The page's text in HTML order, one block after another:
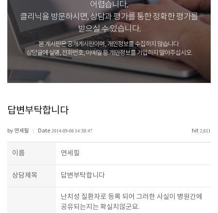
어렵습니다.
클리닉을 방문하시면, 상담과 평가를 통한 정확한 평가를
받으실 수 있습니다.
본 게시판은 공개게시판이며, 개인정보를 수집하지 않습니다.
상담글에 실명, 전화번호, 이메일 등 개인정보를 기입하지 말아주십시오.
답변부탁합니다
by 연세필 Date 2014-09-06 14:38:47 hit 2,611
이름 연세필
상담제목 답변부탁합니다
난치성 질환자로 등록 되어 그러한 사실이 병원간에
공유되는지는 확실치않군요.